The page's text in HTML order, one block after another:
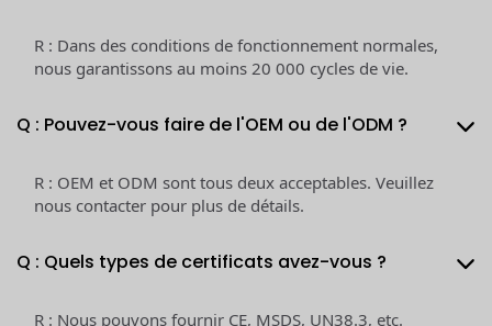
R : Dans des conditions de fonctionnement normales,
nous garantissons au moins 20 000 cycles de vie.
Q : Pouvez-vous faire de l'OEM ou de l'ODM ?
R : OEM et ODM sont tous deux acceptables. Veuillez
nous contacter pour plus de détails.
Q : Quels types de certificats avez-vous ?
R : Nous pouvons fournir CE, MSDS, UN38.3, etc.